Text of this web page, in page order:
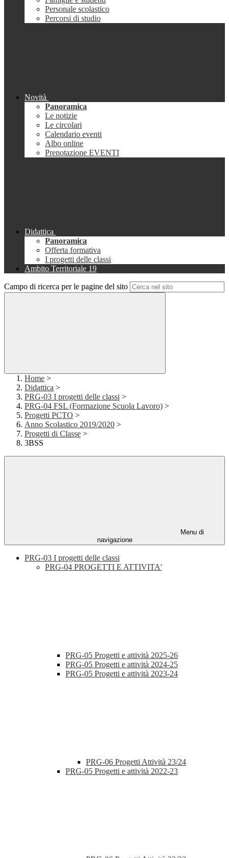
Personale scolastico
Percorsi di studio
Novità
Panoramica
Le notizie
Le circolari
Calendario eventi
Albo online
Prenotazione EVENTI
Didattica
Panoramica
Offerta formativa
I progetti delle classi
Ambito Territoriale 19
Campo di ricerca per le pagine del sito
Home >
Didattica >
PRG-03 I progetti delle classi >
PRG-04 FSL (Formazione Scuola Lavoro) >
Progetti PCTO >
Anno Scolastico 2019/2020 >
Progetti di Classe >
3BSS
Menu di
navigazione
PRG-03 I progetti delle classi
PRG-04 PROGETTI E ATTIVITA'
PRG-05 Progetti e attività 2025-26
PRG-05 Progetti e attività 2024-25
PRG-05 Progetti e attività 2023-24
PRG-06 Progetti Attività 23/24
PRG-05 Progetti e attività 2022-23